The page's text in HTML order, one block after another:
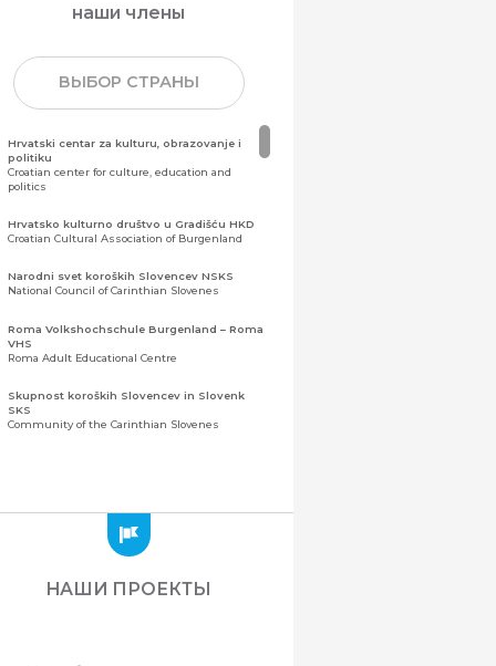
наши члены
ВЫБОР СТРАНЫ
Hrvatski centar za kulturu, obrazovanje i
politiku
Croatian center for culture, education and
politics
Hrvatsko kulturno društvo u Gradišću HKD
Croatian Cultural Association of Burgenland
Narodni svet koroških Slovencev NSKS
National Council of Carinthian Slovenes
Roma Volkshochschule Burgenland – Roma
VHS
Roma Adult Educational Centre
Skupnost koroških Slovencev in Slovenk
SKS
Community of the Carinthian Slovenes
Zajednica Crnogoraca u Albaniji “ZCGA” -
ElbasanНАШИ ПРОЕКТЫ